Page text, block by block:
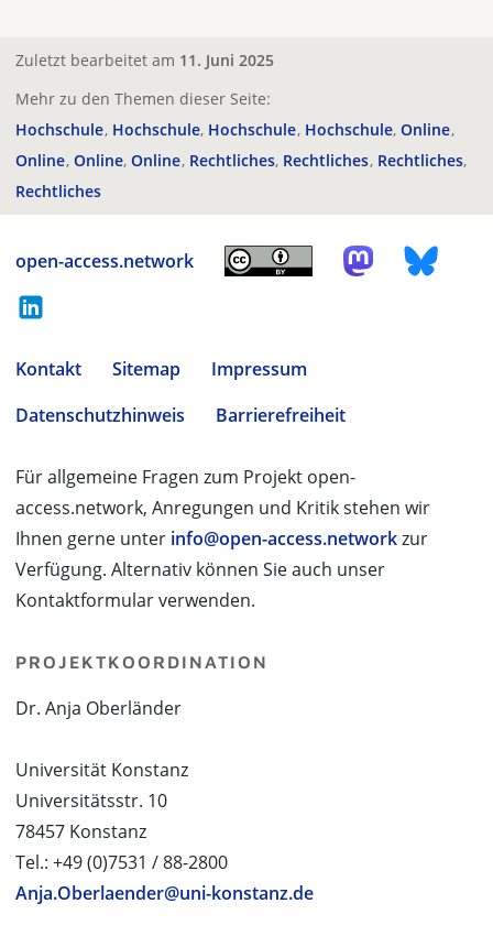
Zuletzt bearbeitet am 11. Juni 2025
Mehr zu den Themen dieser Seite:
Hochschule Hochschule Hochschule Hochschule Online
Online Online Online Rechtliches Rechtliches Rechtliches
Rechtliches
open-access.network
Kontakt Sitemap
Impressum
Datenschutzhinweis
Barrierefreiheit
Für allgemeine Fragen zum Projekt open-
access.network, Anregungen und Kritik stehen wir
Ihnen gerne unter info@open-access.networkzur
Verfügung. Alternativ können Sie auch unser
Kontaktformular verwenden.
PROJEKTKOORDINATION
Dr. Anja Oberländer
Universität Konstanz
Universitätsstr. 10
78457 Konstanz
Tel.: +49 (0)7531 / 88-2800
Anja.Oberlaender@uni-konstanz.de